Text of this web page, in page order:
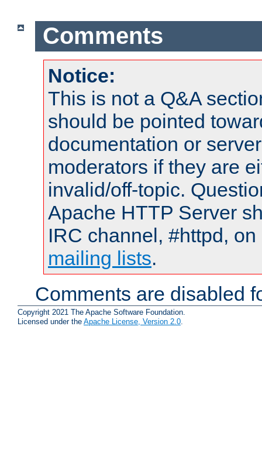
Comments
Notice:
This is not a Q&A
should be pointed
documentation or
moderators if they are
invalid/off-topic.
Apache HTTP Server
IRC channel, #httpd,
mailing lists.
Comments are disabled
Copyright 2021 The Apache Software Foundation.
Licensed under the Apache License, Version 2.0